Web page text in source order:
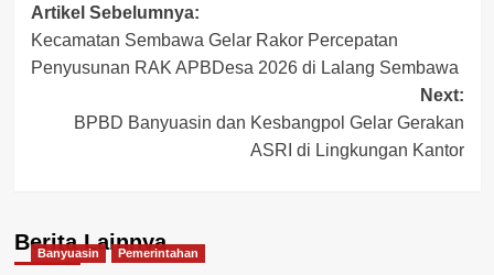
Post
navigation
Artikel Sebelumnya:
Kecamatan Sembawa Gelar Rakor Percepatan
Penyusunan RAK APBDesa 2026 di Lalang Sembawa
Next:
BPBD Banyuasin dan Kesbangpol Gelar Gerakan
ASRI di Lingkungan Kantor
Berita Lainnya
Banyuasin Pemerintahan